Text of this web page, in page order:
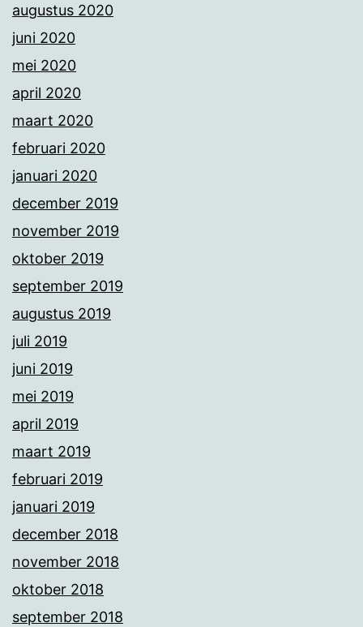
augustus 2020
juni 2020
mei 2020
april 2020
maart 2020
februari 2020
januari 2020
december 2019
november 2019
oktober 2019
september 2019
augustus 2019
juli 2019
juni 2019
mei 2019
april 2019
maart 2019
februari 2019
januari 2019
december 2018
november 2018
oktober 2018
september 2018